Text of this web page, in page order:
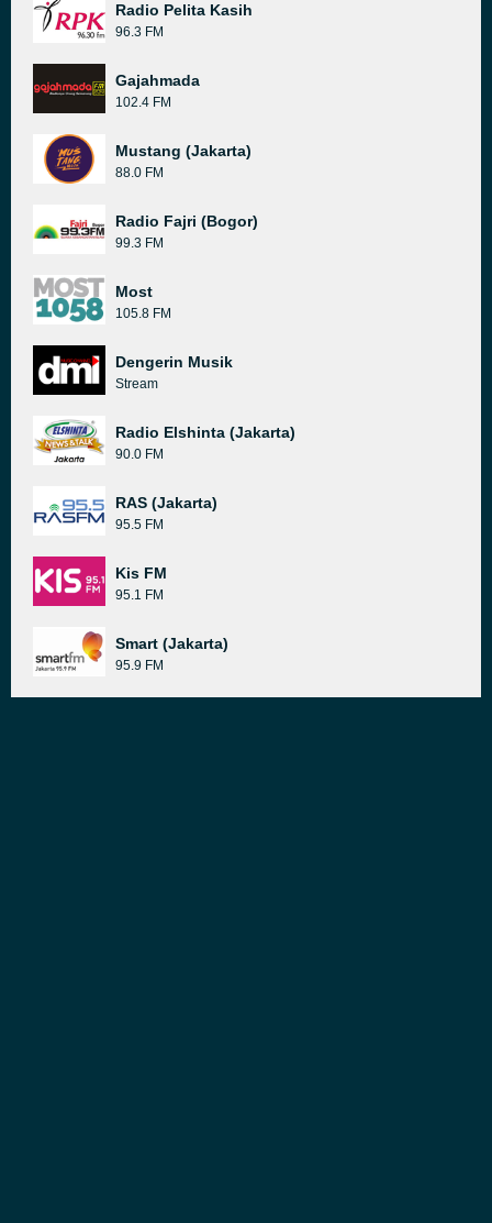
Radio Pelita Kasih
96.3 FM
Gajahmada
102.4 FM
Mustang (Jakarta)
88.0 FM
Radio Fajri (Bogor)
99.3 FM
Most
105.8 FM
Dengerin Musik
Stream
Radio Elshinta (Jakarta)
90.0 FM
RAS (Jakarta)
95.5 FM
Kis FM
95.1 FM
Smart (Jakarta)
95.9 FM